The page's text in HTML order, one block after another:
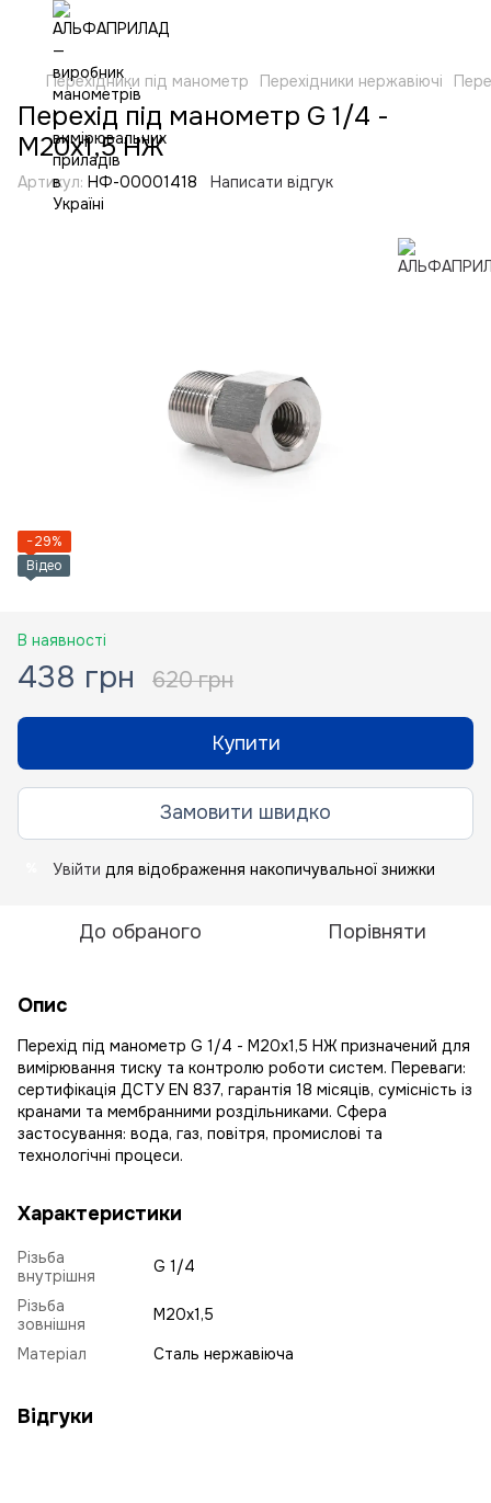
Перехідники під манометр Перехідники нержавіючі
Перехід під манометр G 1/4 -
М20х1,5 НЖ
Артикул: НФ-00001418 Написати відгук
−29%
Відео
В наявності
438 грн 620 грн
Купити
Замовити швидко
Увійти для відображення накопичувальної знижки
До обраного Порівняти
Опис
Перехід під манометр G 1/4 - М20х1,5 НЖ призначений для
вимірювання тиску та контролю роботи систем. Переваги:
сертифікація ДСТУ EN 837, гарантія 18 місяців, сумісність із
кранами та мембранними роздільниками. Сфера
застосування: вода, газ, повітря, промислові та
технологічні процеси.
Характеристики
Різьба
внутрішня
G 1/4
Різьба
зовнішня
М20х1,5
Матеріал
Сталь нержавіюча
Відгуки